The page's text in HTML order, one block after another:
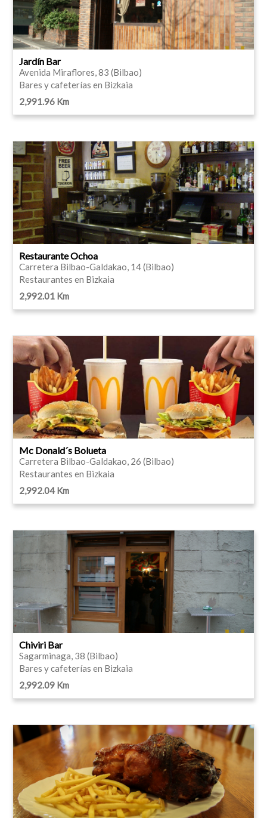
Jardín Bar
Avenida Miraflores, 83 (Bilbao)
Bares y cafeterías en Bizkaia
2,991.96 Km
Restaurante Ochoa
Carretera Bilbao-Galdakao, 14 (Bilbao)
Restaurantes en Bizkaia
2,992.01 Km
Mc Donald´s Bolueta
Carretera Bilbao-Galdakao, 26 (Bilbao)
Restaurantes en Bizkaia
2,992.04 Km
Chiviri Bar
Sagarminaga, 38 (Bilbao)
Bares y cafeterías en Bizkaia
2,992.09 Km